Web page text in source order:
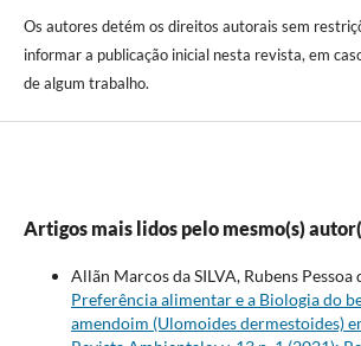
Os autores detém os direitos autorais sem
informar a publicação inicial nesta revista, em
de algum trabalho.
Artigos mais lidos pelo mesmo(s)
Allãn Marcos da SILVA, Rubens Pessoa
Preferência alimentar e a Biologia do
amendoim (Ulomoides dermestoides)